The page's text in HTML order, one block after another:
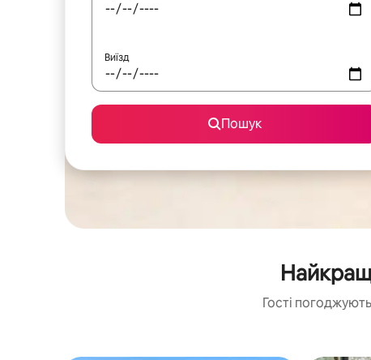
Виїзд
Пошук
Гості